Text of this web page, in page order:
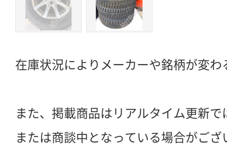
在庫状況によりメーカーや銘柄が変
また、掲載商品はリアルタイム更新
または商談中となっている場合がご